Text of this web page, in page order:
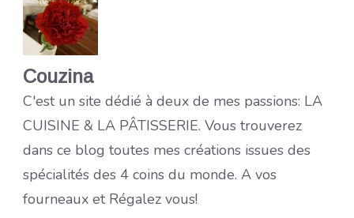
Couzina
C'est un site dédié à deux de mes passions: LA
CUISINE & LA PÂTISSERIE. Vous trouverez
dans ce blog toutes mes créations issues des
spécialités des 4 coins du monde. A vos
fourneaux et Régalez vous!